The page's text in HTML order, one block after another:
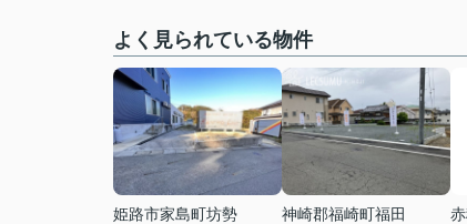
よく見られている物件
姫路市家島町坊勢
神崎郡福崎町福田